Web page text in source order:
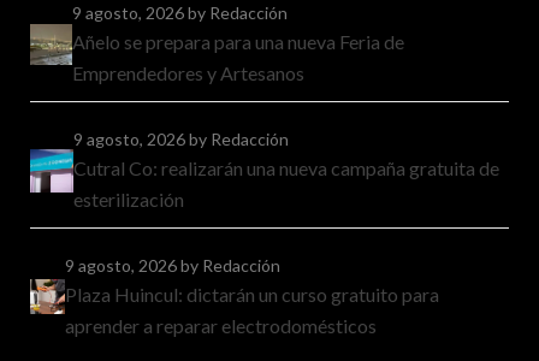
9 agosto, 2026by Redacción
Añelo se prepara para una nueva Feria de
Emprendedores y Artesanos
9 agosto, 2026by Redacción
Cutral Co: realizarán una nueva campaña gratuita de
esterilización
9 agosto, 2026by Redacción
Plaza Huincul: dictarán un curso gratuito para
aprender a reparar electrodomésticos